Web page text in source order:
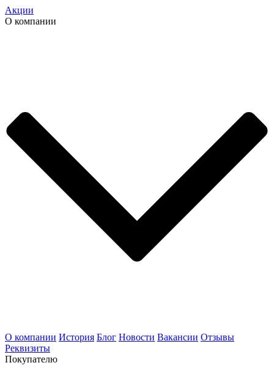
Акции
О компании
О компании История Блог Новости Вакансии Отзывы
Реквизиты
Покупателю